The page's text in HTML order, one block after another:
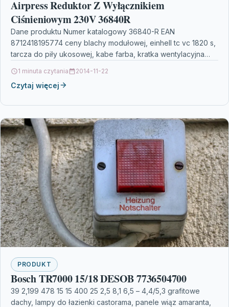
Airpress Reduktor Z Wyłącznikiem
Ciśnieniowym 230V 36840R
Dane produktu Numer katalogowy 36840-R EAN
8712418195774 ceny blachy modułowej, einhell tc vc 1820 s,
tarcza do piły ukosowej, kabe farba, kratka wentylacyjna
1 minuta czytania 2014-11-22
Czytaj więcej
PRODUKT
Bosch TR7000 15/18 DESOB 7736504700
39 2,199 478 15 15 400 25 2,5 8,1 6,5 – 4,4/5,3 grafitowe
dachy, lampy do łazienki castorama, panele wiąz amaranta,